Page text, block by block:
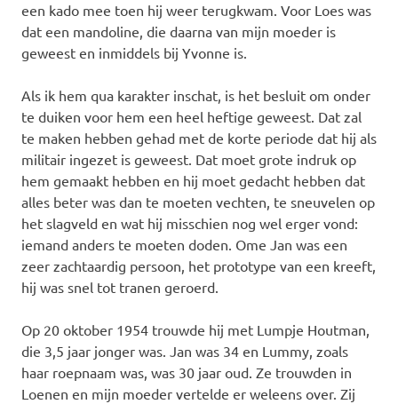
een kado mee toen hij weer terugkwam. Voor Loes was
dat een mandoline, die daarna van mijn moeder is
geweest en inmiddels bij Yvonne is.
Als ik hem qua karakter inschat, is het besluit om onder
te duiken voor hem een heel heftige geweest. Dat zal
te maken hebben gehad met de korte periode dat hij als
militair ingezet is geweest. Dat moet grote indruk op
hem gemaakt hebben en hij moet gedacht hebben dat
alles beter was dan te moeten vechten, te sneuvelen op
het slagveld en wat hij misschien nog wel erger vond:
iemand anders te moeten doden. Ome Jan was een
zeer zachtaardig persoon, het prototype van een kreeft,
hij was snel tot tranen geroerd.
Op 20 oktober 1954 trouwde hij met Lumpje Houtman,
die 3,5 jaar jonger was. Jan was 34 en Lummy, zoals
haar roepnaam was, was 30 jaar oud. Ze trouwden in
Loenen en mijn moeder vertelde er weleens over. Zij